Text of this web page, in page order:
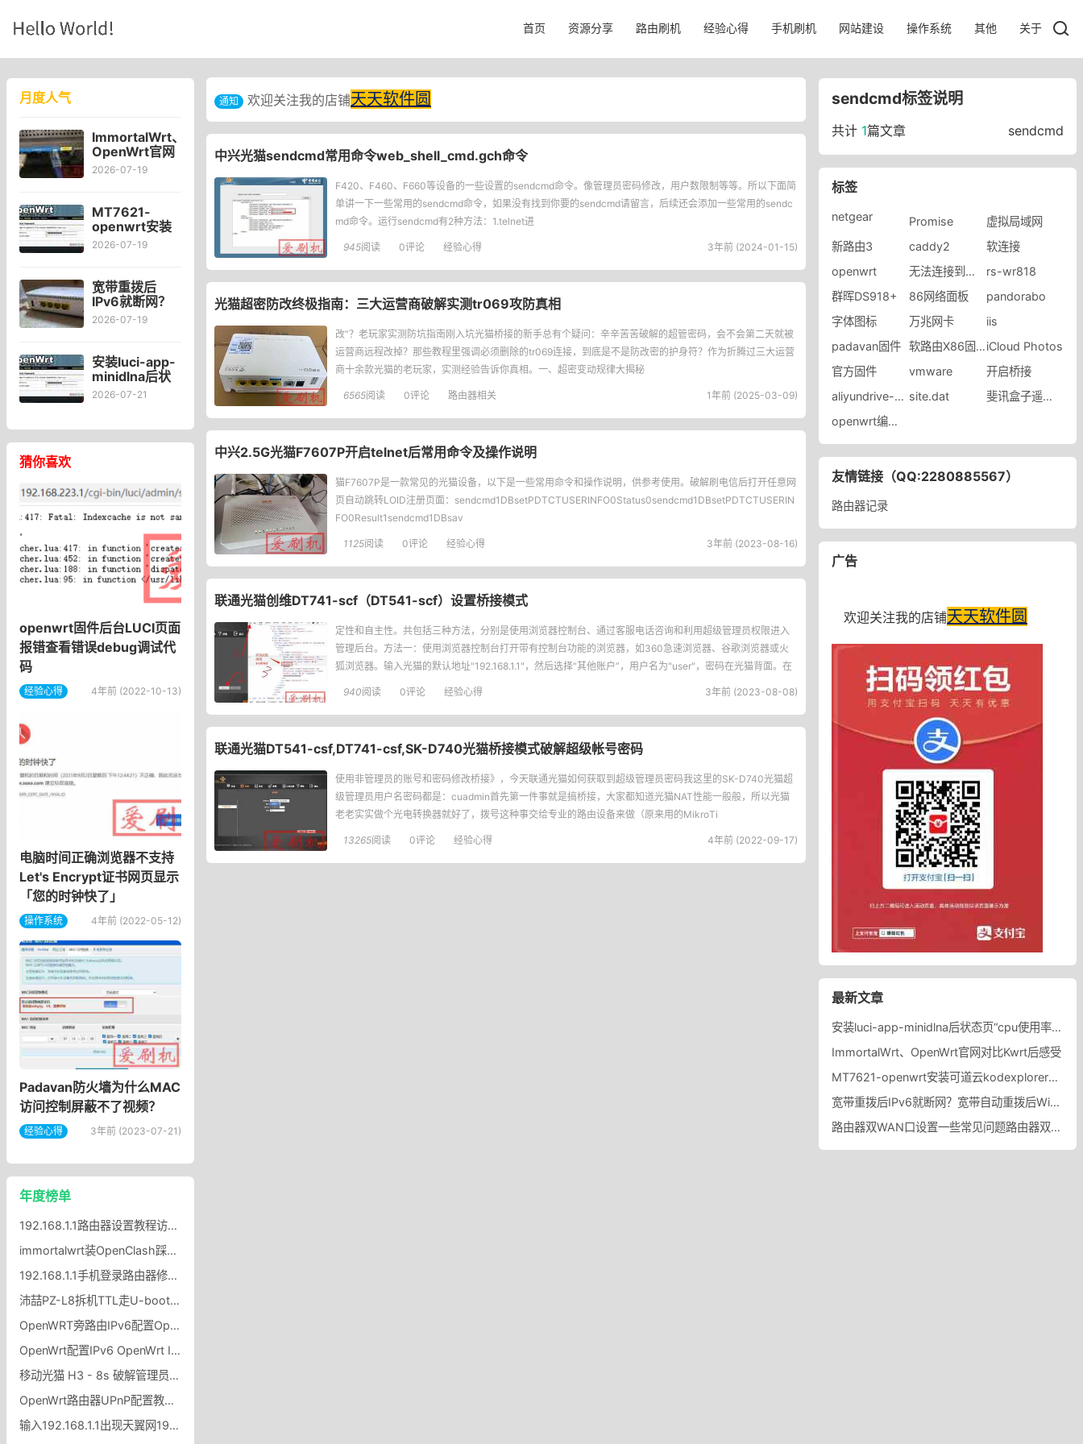
首页 资源分享 路由刷机 经验心得 手机刷机 网站建设 操作系统 其他 关于
月度人气
ImmortalWrt、
OpenWrt官网
对比Kwrt后感
2026-07-19
MT7621-
openwrt安装
可道云
2026-07-19
宽带重拨后
IPv6就断网？
宽带自动重拨
2026-07-19
安装luci-app-
minidlna后状
态页“cpu使用
录。
2026-07-21
猜你喜欢
openwrt固件后台LUCI页面
报错查看错误debug调试代
码
经验心得 4年前 (2022-10-13)
电脑时间正确浏览器不支持
Let's Encrypt证书网页显示
「您的时钟快了」
操作系统 4年前 (2022-05-12)
Padavan防火墙为什么MAC
访问控制屏蔽不了视频？
经验心得 3年前 (2023-07-21)
年度榜单
192.168.1.1路由器设置教程访问192.168.1.1的方法
immortalwrt装OpenClash踩坑记，图标不显示 + UDP 冲突？
192.168.1.1手机登录路由器修改wifi密码？
沛喆PZ-L8拆机TTL走U-boot刷116MiB大分区沛喆PZ-L8Nwrt固件
OpenWRT旁路由IPv6配置OpenWRT旁路由开启IPv6协议方法
OpenWrt配置IPv6 OpenWrt IPv6自动分配给局域网设备
移动光猫 H3 - 8s 破解管理员密码
OpenWrt路由器UPnP配置教程OpenWrt路由器UPnP开启设置规则
输入192.168.1.1出现天翼网192.168.1.1出现中国电信天翼网关怎么办
通知 欢迎关注我的店铺天天软件圆
中兴光猫sendcmd常用命令web_shell_cmd.gch命令
F420、F460、F660等设备的一些设置的sendcmd命令。像管理员密码修改，用户数限制等等。所以下面简
单讲一下一些常用的sendcmd命令，如果没有找到你要的sendcmd请留言，后续还会添加一些常用的sendc
md命令。运行sendcmd有2种方法：1.telnet进
945阅读 0评论 经验心得 3年前 (2024-01-15)
光猫超密防改终极指南：三大运营商破解实测tr069攻防真相
改”？老玩家实测防坑指南刚入坑光猫桥接的新手总有个疑问：辛辛苦苦破解的超管密码，会不会第二天就被
运营商远程改掉？那些教程里强调必须删除的tr069连接，到底是不是防改密的护身符？作为折腾过三大运营
商十余款光猫的老玩家，实测经验告诉你真相。一、超密变动规律大揭秘
6565阅读 0评论 路由器相关 1年前 (2025-03-09)
中兴2.5G光猫F7607P开启telnet后常用命令及操作说明
猫F7607P是一款常见的光猫设备，以下是一些常用命令和操作说明，供参考使用。破解刷电信后打开任意网
页自动跳转LOID注册页面：sendcmd1DBsetPDTCTUSERINFO0Status0sendcmd1DBsetPDTCTUSERIN
FO0Result1sendcmd1DBsav
1125阅读 0评论 经验心得 3年前 (2023-08-16)
联通光猫创维DT741-scf（DT541-scf）设置桥接模式
定性和自主性。共包括三种方法，分别是使用浏览器控制台、通过客服电话咨询和利用超级管理员权限进入
管理后台。方法一：使用浏览器控制台打开带有控制台功能的浏览器，如360急速浏览器、谷歌浏览器或火
狐浏览器。输入光猫的默认地址"192.168.1.1"，然后选择“其他账户”，用户名为"user"，密码在光猫背面。在
登录后的页面中
940阅读 0评论 经验心得 3年前 (2023-08-08)
联通光猫DT541-csf,DT741-csf,SK-D740光猫桥接模式破解超级帐号密码
使用非管理员的账号和密码修改桥接》，今天联通光猫如何获取到超级管理员密码我这里的SK-D740光猫超
级管理员用户名密码都是：cuadmin首先第一件事就是搞桥接，大家都知道光猫NAT性能一般般，所以光猫
老老实实做个光电转换器就好了，拨号这种事交给专业的路由设备来做（原来用的MikroTi
13265阅读 0评论 经验心得 4年前 (2022-09-17)
sendcmd标签说明
共计 1篇文章 sendcmd
标签
netgear Promise
虚拟局域网
新路由3
caddy2
软连接
openwrt
无法连接到端口
rs-wr818
群晖DS918+
86网络面板
pandorabo
字体图标
万兆网卡
iis
padavan固件
软路由X86固件iCloud Photos
官方固件
vmware
开启桥接
aliyundrive-webdav site.dat
斐讯盒子遥控器配对
openwrt编译ipk包报错
友情链接（QQ:2280885567）
路由器记录
广告
欢迎关注我的店铺天天软件圆
最新文章
安装luci-app-minidlna后状态页“cpu使用率“显示虚高，排除过程记录。
ImmortalWrt、OpenWrt官网对比Kwrt后感受
MT7621-openwrt安装可道云kodexplorer轻量化NAS
宽带重拨后IPv6就断网？宽带自动重拨后Win10的IPv6失效
路由器双WAN口设置一些常见问题路由器双WAN口设置踩坑